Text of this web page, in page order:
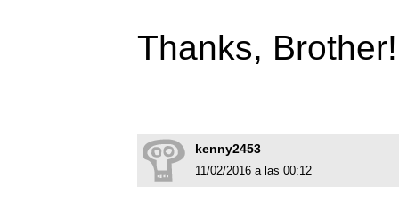
Thanks, Brother!
kenny2453
11/02/2016 a las 00:12